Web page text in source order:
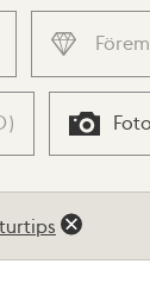
) Foto